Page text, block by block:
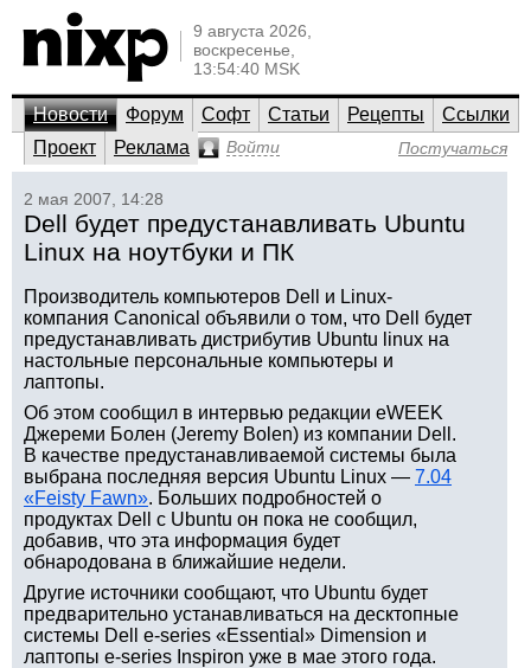
9 августа 2026,
воскресенье,
13:54:40 MSK
Новости Форум Софт Статьи Рецепты
Ссылки
Проект
Реклама Войти Постучаться
2 мая 2007, 14:28
Dell будет предустанавливать Ubuntu
Linux на ноутбуки и ПК
Производитель компьютеров Dell и Linux-
компания Canonical объявили о том, что Dell будет
предустанавливать дистрибутив Ubuntu linux на
настольные персональные компьютеры и
лаптопы.
Об этом сообщил в интервью редакции eWEEK
Джереми Болен (Jeremy Bolen) из компании Dell.
В качестве предустанавливаемой системы была
выбрана последняя версия Ubuntu Linux — 7.04
«Feisty Fawn». Больших подробностей о
продуктах Dell с Ubuntu он пока не сообщил,
добавив, что эта информация будет
обнародована в ближайшие недели.
Другие источники сообщают, что Ubuntu будет
предварительно устанавливаться на десктопные
системы Dell e-series «Essential» Dimension и
лаптопы e-series Inspiron уже в мае этого года.